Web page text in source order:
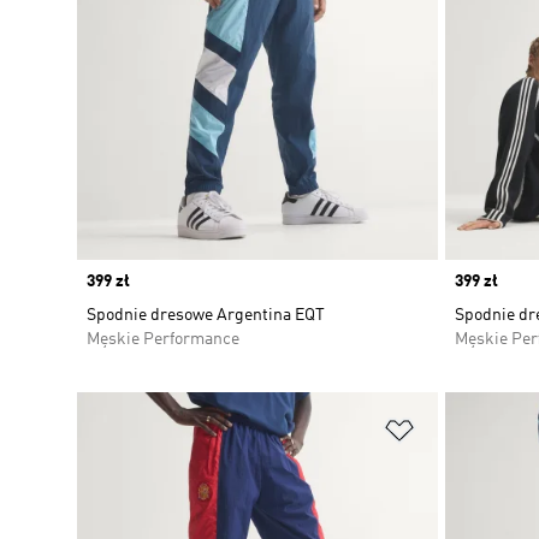
Price
399 zł
Spodnie dresowe Argentina EQT
Męskie Performance
Price
399 zł
Spodnie
Męskie
Dodaj do listy